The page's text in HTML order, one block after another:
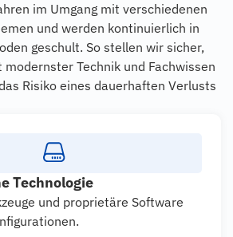
im Umgang mit verschiedenen
und werden kontinuierlich in
geschult. So stellen wir sicher,
Technik und Fachwissen
Risiko eines dauerhaften Verlusts
Technologie
und proprietäre Software